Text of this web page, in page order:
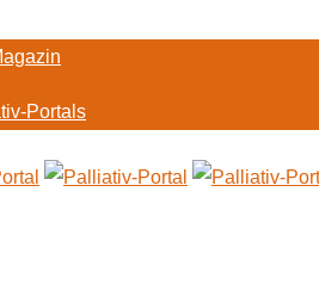
Portals